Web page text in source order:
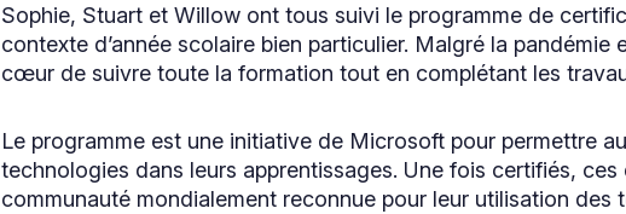
Sophie, Stuart et Willow ont tous suivi le programme de
contexte d’année scolaire bien particulier. Malgré la
cœur de suivre toute la formation tout en complétant les
Le programme est une initiative de Microsoft pour permettre
technologies dans leurs apprentissages. Une fois certifiés, ces
communauté mondialement reconnue pour leur utilisation des